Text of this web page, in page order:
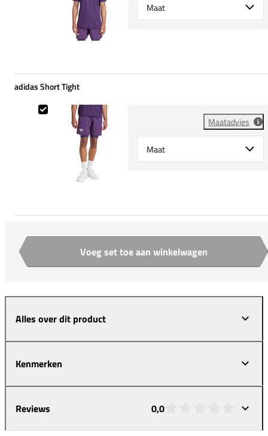
adidas Short Tight
Maatadvies
Select {option} for {name}
adidas Short Tight
Aantal Voeg set toe aan winkelwagen
Alles over dit product
Kenmerken
Reviews 0,0